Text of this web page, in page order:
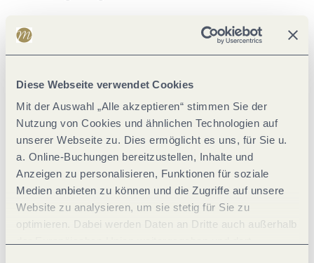
Diese Webseite verwendet Cookies
Mit der Auswahl „Alle akzeptieren“ stimmen Sie der
Nutzung von Cookies und ähnlichen Technologien auf
unserer Webseite zu. Dies ermöglicht es uns, für Sie u.
a. Online-Buchungen bereitzustellen, Inhalte und
Anzeigen zu personalisieren, Funktionen für soziale
Medien anbieten zu können und die Zugriffe auf unsere
Website zu analysieren, um sie stetig für Sie zu
optimieren. Dabei werden Daten an Dritte auch außerhalb
Straße (10%)
Asphalt (50%)
Schotter (20%)